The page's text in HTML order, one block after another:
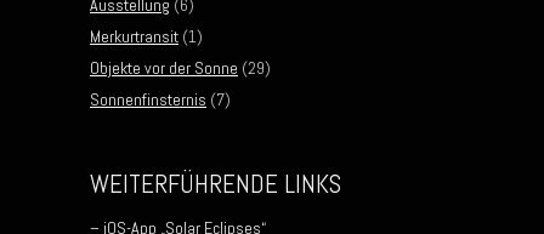
Ausstellung (6)
Merkurtransit (1)
Objekte vor der Sonne (29)
Sonnenfinsternis (7)
WEITERFÜHRENDE LINKS
– iOS-App „Solar Eclipses“